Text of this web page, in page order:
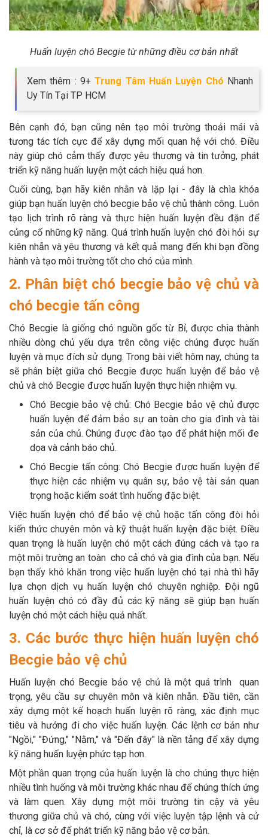
Huấn luyện chó Becgie từ những điều cơ bản nhất
Xem thêm : 9+Trung Tâm Huấn Luyện Chó Nhanh
Uy Tín Tại TP HCM
Bên cạnh đó, bạn cũng nên tạo môi trường thoải mái và
tương tác tích cực để xây dựng mối quan hệ với chó. Điều
này giúp chó cảm thấy được yêu thương và tin tưởng, phát
triển kỹ năng huấn luyện một cách hiệu quả hơn.
Cuối cùng, bạn hãy kiên nhẫn và lặp lại - đây là chìa khóa
giúp bạn huấn luyện chó becgie bảo vệ chủ thành công. Luôn
tạo lịch trình rõ ràng và thực hiện huấn luyện đều đặn để
củng cố những kỹ năng. Quá trình huấn luyện chó đòi hỏi sự
kiên nhẫn và yêu thương và kết quả mang đến khi bạn đồng
hành và tạo môi trường tốt cho chó của mình.
2. Phân biệt chó becgie bảo vệ chủ và
chó becgie tấn công
Chó Becgie là giống chó nguồn gốc từ Bỉ, được chia thành
nhiều dòng chủ yếu dựa trên công việc chúng được huấn
luyện và mục đích sử dụng. Trong bài viết hôm nay, chúng ta
sẽ phân biệt giữa chó Becgie được huấn luyện để bảo vệ
chủ và chó Becgie được huấn luyện thực hiện nhiệm vụ.
Chó Becgie bảo vệ chủ: Chó Becgie bảo vệ chủ được
huấn luyện để đảm bảo sự an toàn cho gia đình và tài
sản của chủ. Chúng được đào tạo để phát hiện mối đe
dọa và cảnh báo chủ.
Chó Becgie tấn công: Chó Becgie được huấn luyện để
thực hiện các nhiệm vụ quân sự, bảo vệ tài sản quan
trọng hoặc kiểm soát tình huống đặc biệt.
Việc huấn luyện chó để bảo vệ chủ hoặc tấn công đòi hỏi
kiến thức chuyên môn và kỹ thuật huấn luyện đặc biệt. Điều
quan trọng là huấn luyện chó một cách đúng cách và tạo ra
một môi trường an toàn cho cả chó và gia đình của bạn. Nếu
bạn thấy khó khăn trong việc huấn luyện chó tại nhà thì hãy
lựa chọn dịch vụ huấn luyện chó chuyên nghiệp. Đội ngũ
huấn luyện chó có đầy đủ các kỹ năng sẽ giúp bạn huấn
luyện chó một cách hiệu quả nhất.
3. Các bước thực hiện huấn luyện chó
Becgie bảo vệ chủ
Huấn luyện chó Becgie bảo vệ chủ là một quá trình quan
trọng, yêu cầu sự chuyên môn và kiên nhẫn. Đầu tiên, cần
xây dựng một kế hoạch huấn luyện rõ ràng, xác định mục
tiêu và hướng đi cho việc huấn luyện. Các lệnh cơ bản như
"Ngồi," "Đứng," "Nằm," và "Đến đây" là nền tảng để xây dựng
kỹ năng huấn luyện phức tạp hơn.
Một phần quan trọng của huấn luyện là cho chúng thực hiện
nhiều tình huống và môi trường khác nhau để chúng thích ứng
và làm quen. Xây dựng một môi trường tin cậy và yêu
thương giữa chủ và chó, cùng với việc luyện tập lệnh và cử
chỉ, là cơ sở để phát triển kỹ năng bảo vệ cơ bản.